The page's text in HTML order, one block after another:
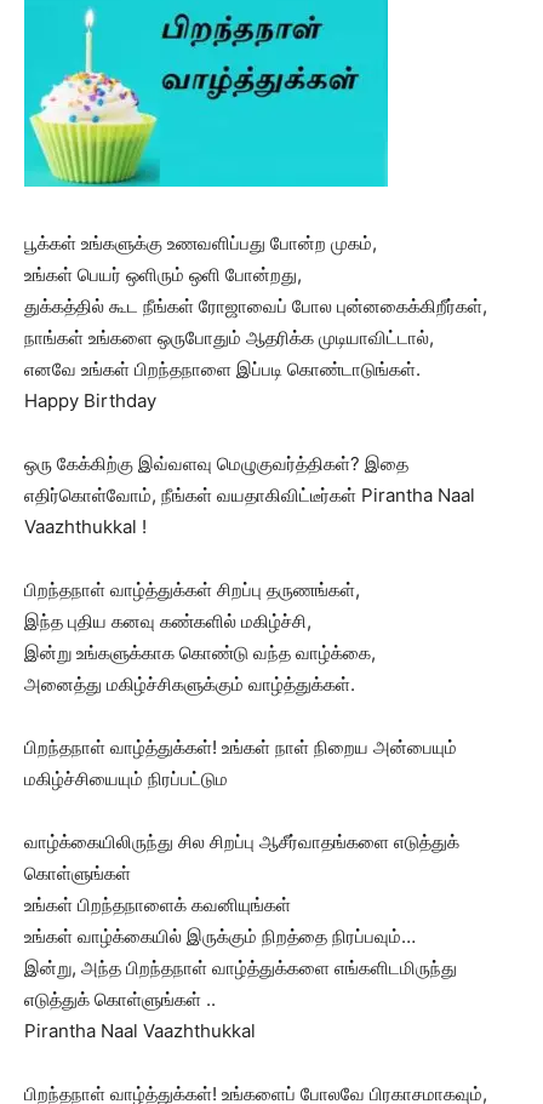
பூக்கள் உங்களுக்கு உணவளிப்பது போன்ற முகம்,
உங்கள் பெயர் ஒளிரும் ஒளி போன்றது,
துக்கத்தில் கூட நீங்கள் ரோஜாவைப் போல புன்னகைக்கிறீர்கள்,
நாங்கள் உங்களை ஒருபோதும் ஆதரிக்க முடியாவிட்டால்,
எனவே உங்கள் பிறந்தநாளை இப்படி கொண்டாடுங்கள்.
Happy Birthday
ஒரு கேக்கிற்கு இவ்வளவு மெழுகுவர்த்திகள்? இதை
எதிர்கொள்வோம், நீங்கள் வயதாகிவிட்டீர்கள் Pirantha Naal
Vaazhthukkal !
பிறந்தநாள் வாழ்த்துக்கள் சிறப்பு தருணங்கள்,
இந்த புதிய கனவு கண்களில் மகிழ்ச்சி,
இன்று உங்களுக்காக கொண்டு வந்த வாழ்க்கை,
அனைத்து மகிழ்ச்சிகளுக்கும் வாழ்த்துக்கள்.
பிறந்தநாள் வாழ்த்துக்கள்! உங்கள் நாள் நிறைய அன்பையும்
மகிழ்ச்சியையும் நிரப்பட்டும
வாழ்க்கையிலிருந்து சில சிறப்பு ஆசீர்வாதங்களை எடுத்துக்
கொள்ளுங்கள்
உங்கள் பிறந்தநாளைக் கவனியுங்கள்
உங்கள் வாழ்க்கையில் இருக்கும் நிறத்தை நிரப்பவும்…
இன்று, அந்த பிறந்தநாள் வாழ்த்துக்களை எங்களிடமிருந்து
எடுத்துக் கொள்ளுங்கள் ..
Pirantha Naal Vaazhthukkal
பிறந்தநாள் வாழ்த்துக்கள்! உங்களைப் போலவே பிரகாசமாகவும்,